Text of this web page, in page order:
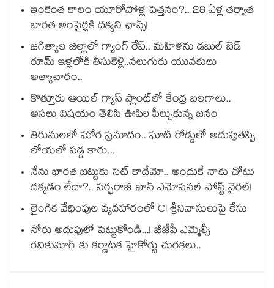
ఇంకెంత కాలం యూరోపోళ్ల పెత్తనం?.. 28 ఏళ్ల తర్వాత
భారత అంపైర్లకి దక్కని ఛాన్స్!
జగిత్యాల జిల్లాలో గ్యాంగ్ రేప్.. మహిళను డబుల్ బెడ్
రూమ్ ఇళ్లలోకి తీసుకెళ్లి..నలుగురు యువకులు
అత్యాచారం..
కొత్తూరు ఆయిల్ గ్యాస్⁪ ప్లాంట్⁫లో కేంద్ర బలగాలు..
అసలు విషయం తెలిసి ఊపిరి పీల్చుకున్న జనం
తిరుమలలో ఘోర ప్రమాదం.. ఘాట్ రోడ్డులో అదుపుతప్పి
లోయలో పడ్డ కారు...
నేను భారత జట్టుకు సెట్ కాదేమో.. అందుకే నాకు చోటు
దక్కడం లేదా?.. సర్ఫరాజ్ ఖాన్ ఎమోషనల్ పోస్ట్ వైరల్!
లైంగిక వేధింపుల వ్యవహారంలో CI శ్రీనివాసులుపై కేసు
నోరు అదుపులో పెట్టుకోండి...! బీజేపీ ఎమ్మెల్సీ
రవికుమార్ కు కర్ణాటక హైకోర్టు చురకలు..